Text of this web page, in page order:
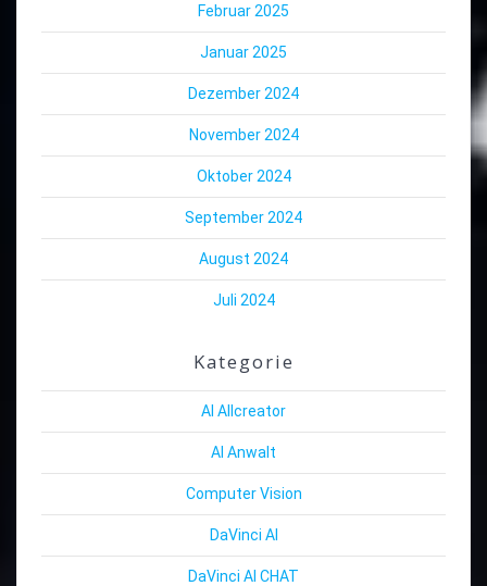
Februar 2025
Januar 2025
Dezember 2024
November 2024
Oktober 2024
September 2024
August 2024
Juli 2024
Kategorie
AI Allcreator
AI Anwalt
Computer Vision
DaVinci AI
DaVinci AI CHAT